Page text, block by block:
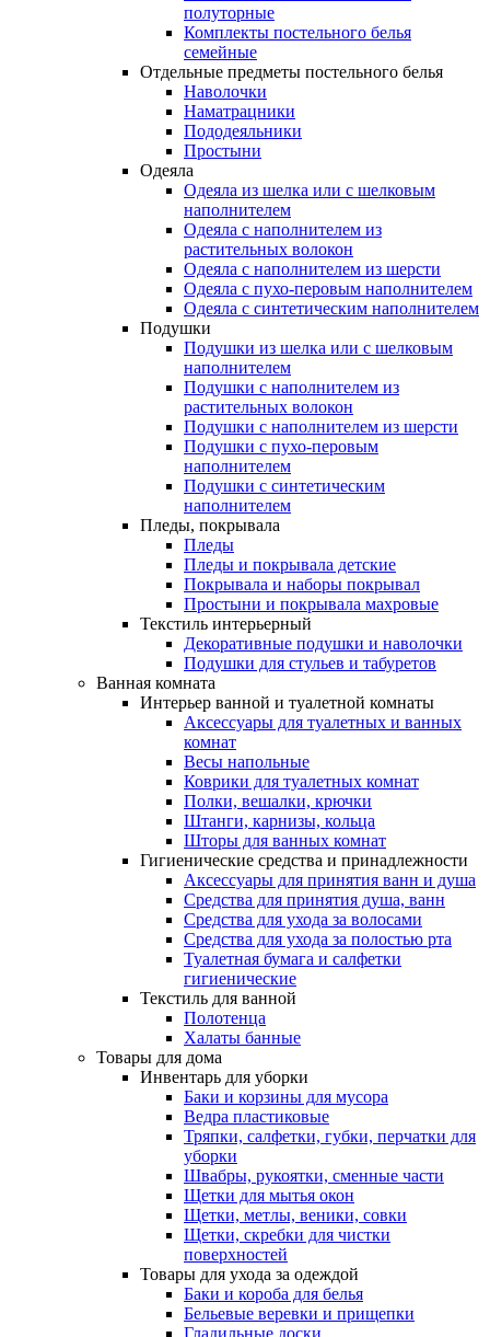
полуторные
Комплекты постельного белья
семейные
Отдельные предметы постельного белья
Наволочки
Наматрацники
Пододеяльники
Простыни
Одеяла
Одеяла из шелка или с шелковым
наполнителем
Одеяла с наполнителем из
растительных волокон
Одеяла с наполнителем из шерсти
Одеяла с пухо-перовым наполнителем
Одеяла с синтетическим наполнителем
Подушки
Подушки из шелка или с шелковым
наполнителем
Подушки с наполнителем из
растительных волокон
Подушки с наполнителем из шерсти
Подушки с пухо-перовым
наполнителем
Подушки с синтетическим
наполнителем
Пледы, покрывала
Пледы
Пледы и покрывала детские
Покрывала и наборы покрывал
Простыни и покрывала махровые
Текстиль интерьерный
Декоративные подушки и наволочки
Подушки для стульев и табуретов
Ванная комната
Интерьер ванной и туалетной комнаты
Аксессуары для туалетных и ванных
комнат
Весы напольные
Коврики для туалетных комнат
Полки, вешалки, крючки
Штанги, карнизы, кольца
Шторы для ванных комнат
Гигиенические средства и принадлежности
Аксессуары для принятия ванн и душа
Средства для принятия душа, ванн
Средства для ухода за волосами
Средства для ухода за полостью рта
Туалетная бумага и салфетки
гигиенические
Текстиль для ванной
Полотенца
Халаты банные
Товары для дома
Инвентарь для уборки
Баки и корзины для мусора
Ведра пластиковые
Тряпки, салфетки, губки, перчатки для
уборки
Швабры, рукоятки, сменные части
Щетки для мытья окон
Щетки, метлы, веники, совки
Щетки, скребки для чистки
поверхностей
Товары для ухода за одеждой
Баки и короба для белья
Бельевые веревки и прищепки
Гладильные доски